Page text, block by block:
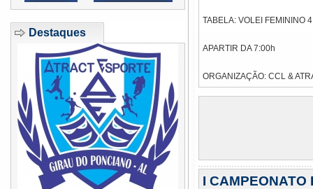
Destaques
TABELA: VOLEI FEMININO
APARTIR DA 7:00h
ORGANIZAÇÃO: CCL &
I CAMPEONATO